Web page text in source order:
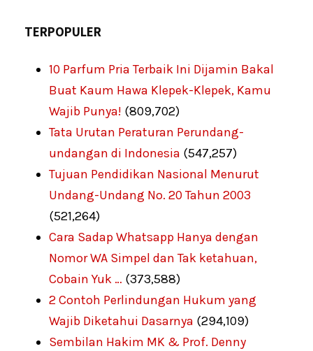
TERPOPULER
10 Parfum Pria Terbaik Ini Dijamin Bakal
Buat Kaum Hawa Klepek-Klepek, Kamu
Wajib Punya! (809,702)
Tata Urutan Peraturan Perundang-
undangan di Indonesia (547,257)
Tujuan Pendidikan Nasional Menurut
Undang-Undang No. 20 Tahun 2003
(521,264)
Cara Sadap Whatsapp Hanya dengan
Nomor WA Simpel dan Tak ketahuan,
Cobain Yuk … (373,588)
2 Contoh Perlindungan Hukum yang
Wajib Diketahui Dasarnya (294,109)
Sembilan Hakim MK & Prof. Denny